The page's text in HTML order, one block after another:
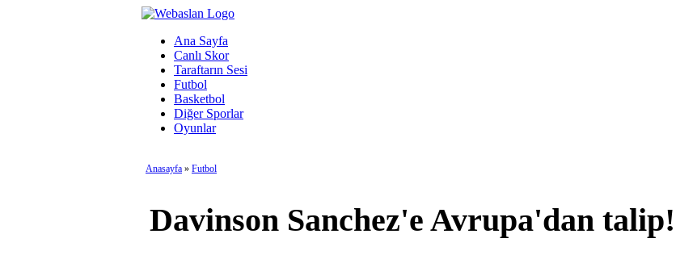
Ana Sayfa
Canlı Skor
Taraftarın Sesi
Futbol
Basketbol
Diğer Sporlar
Oyunlar
Anasayfa » Futbol
Davinson Sanchez'e Avrupa'dan talip!